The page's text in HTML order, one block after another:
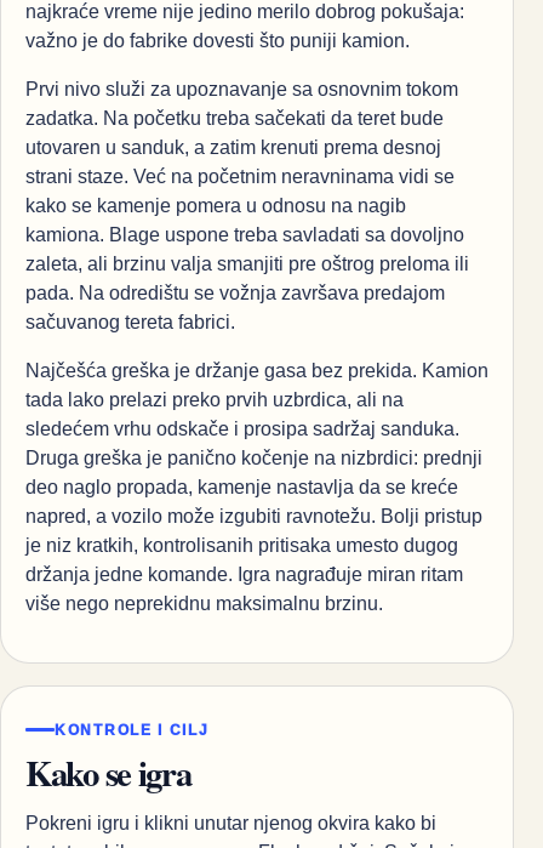
najkraće vreme nije jedino merilo dobrog pokušaja:
važno je do fabrike dovesti što puniji kamion.
Prvi nivo služi za upoznavanje sa osnovnim tokom
zadatka. Na početku treba sačekati da teret bude
utovaren u sanduk, a zatim krenuti prema desnoj
strani staze. Već na početnim neravninama vidi se
kako se kamenje pomera u odnosu na nagib
kamiona. Blage uspone treba savladati sa dovoljno
zaleta, ali brzinu valja smanjiti pre oštrog preloma ili
pada. Na odredištu se vožnja završava predajom
sačuvanog tereta fabrici.
Najčešća greška je držanje gasa bez prekida. Kamion
tada lako prelazi preko prvih uzbrdica, ali na
sledećem vrhu odskače i prosipa sadržaj sanduka.
Druga greška je panično kočenje na nizbrdici: prednji
deo naglo propada, kamenje nastavlja da se kreće
napred, a vozilo može izgubiti ravnotežu. Bolji pristup
je niz kratkih, kontrolisanih pritisaka umesto dugog
držanja jedne komande. Igra nagrađuje miran ritam
više nego neprekidnu maksimalnu brzinu.
KONTROLE I CILJ
Kako se igra
Pokreni igru i klikni unutar njenog okvira kako bi